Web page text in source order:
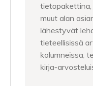
muut alan
lähestyvät
tieteellisissä
kolumneissa,
kirja-